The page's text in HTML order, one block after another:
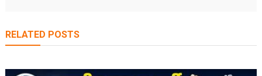
RELATED POSTS